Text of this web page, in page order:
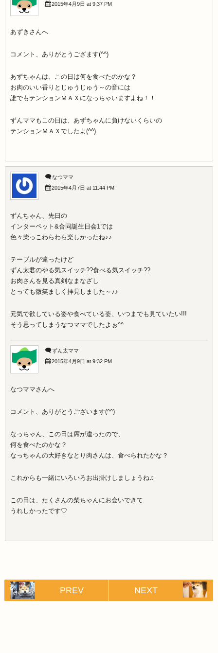
2015年4月9日 at 9:37 PM
あずきさんへ
コメント、ありがとうござます(^^)
あずちゃんは、この日は何を食べたのかな？
お肉のいい香りとじゅうじゅう～の音には
誰でもテンションＭＡＸになっちゃいますよね！！
ずんママもこの日は、あずちゃんに負けないくらいの
テンションＭＡＸでしたよ(^^)
なつママ
2015年4月7日 at 11:44 PM
ずんちゃん、先日の
インターペット&合同誕生日会1では
色々柴っこわらわら楽しかったね♪♪
テーブルが違ったけど
ずん太君のやる気スイッチ??食べる気スイッチ??
お肉さんを見る真剣なまなざし
とっても微笑ましく拝見しました～♪♪
元気で欲している姿や食べている姿、いつまでも見ていたい!!!
そう思ってしまうなつママでしたよぉ^^
ずん太ママ
2015年4月9日 at 9:32 PM
なつママさんへ
コメント、ありがとうございます(^^)
なっちゃん、この日は席が違ったので、
何を食べたのかな？
なっちゃんの大好きなとり肉さんは、食べられたかな？
これからも一緒にいろいろお出掛けしましょうね♫
この日は、たくさんの柴ちゃんにお会いできて
うれしかったです♡
PREV NEXT